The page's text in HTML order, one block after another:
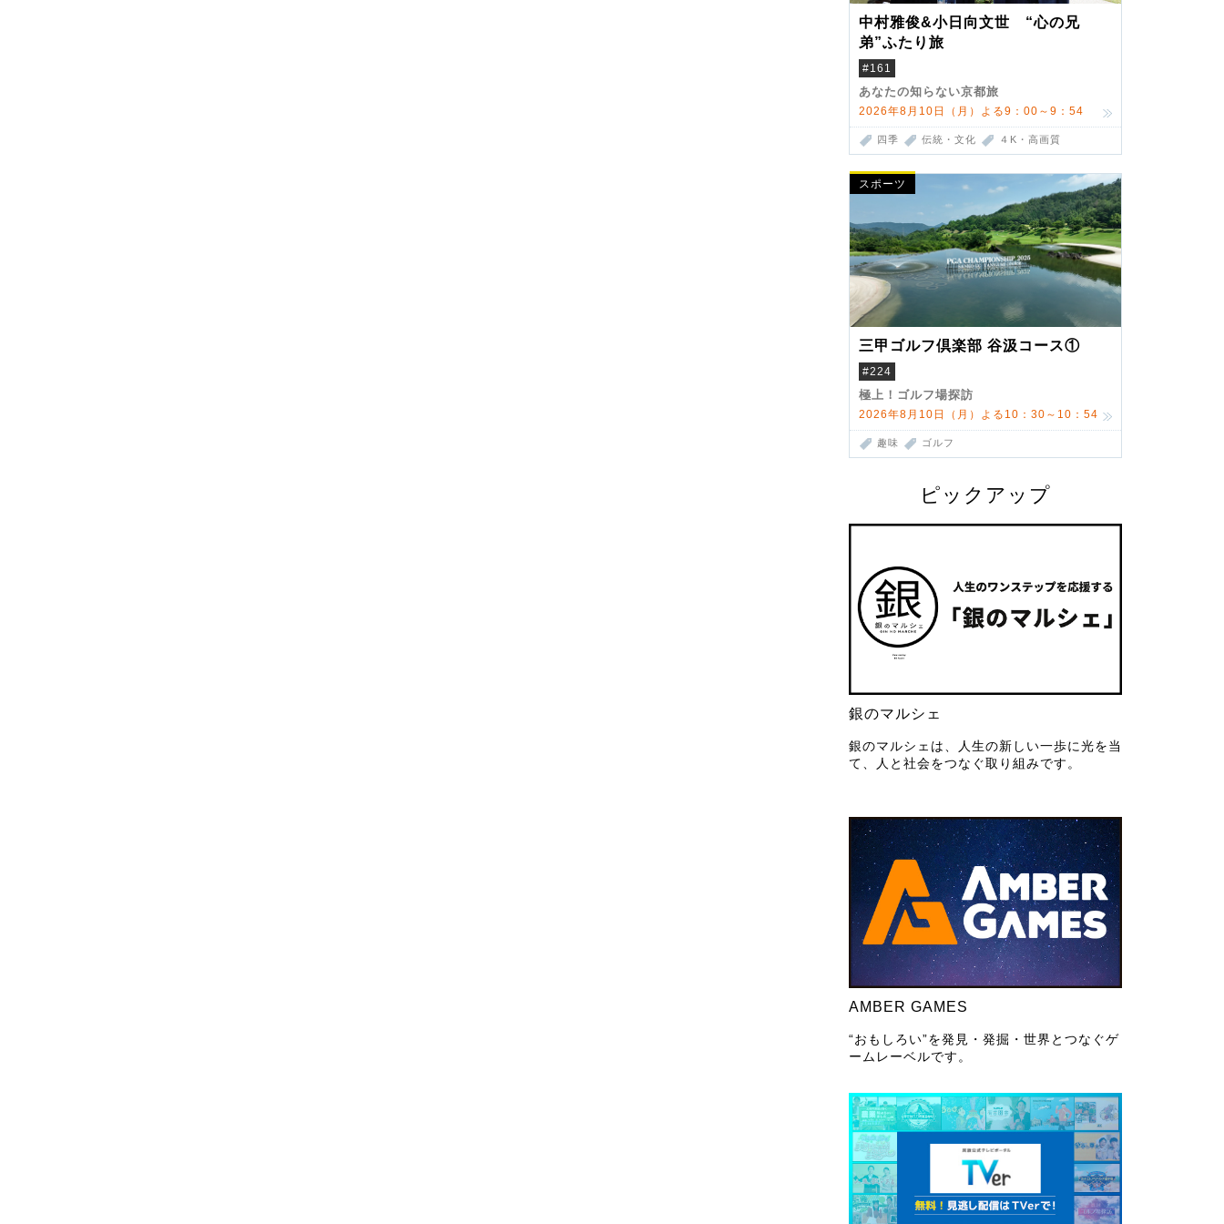
中村雅俊&小日向文世 “心の兄
弟”ふたり旅
#161
あなたの知らない京都旅
2026年8月10日（月）よる9：00～9：54
四季 伝統・文化 ４K・高画質
スポーツ
三甲ゴルフ倶楽部 谷汲コース①
#224
極上！ゴルフ場探訪
2026年8月10日（月）よる10：30～10：54
趣味 ゴルフ
ピックアップ
銀のマルシェ
銀のマルシェは、人生の新しい一歩に光を当
て、人と社会をつなぐ取り組みです。
AMBER GAMES
“おもしろい”を発見・発掘・世界とつなぐゲ
ームレーベルです。